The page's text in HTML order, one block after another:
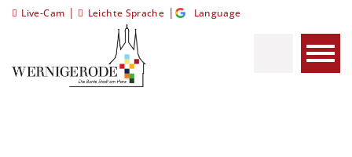
Live-Cam | Leichte Sprache | Language